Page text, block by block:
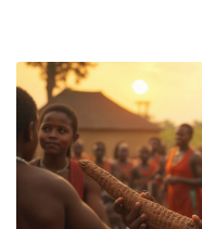
den Geheimnissen der
erfahren Sie, wie sie
kann.